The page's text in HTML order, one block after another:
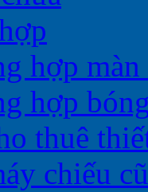
hợp màn
hợp
thuê
chiếu cũ